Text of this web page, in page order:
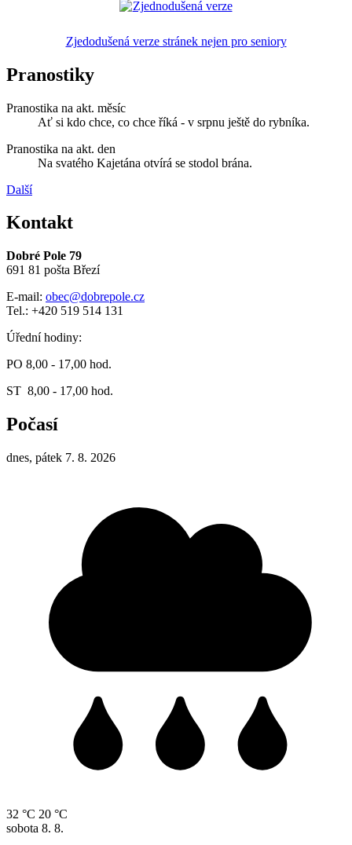
Zjedodušená verze stránek nejen pro seniory
Pranostiky
Pranostika na akt. měsíc
Ať si kdo chce, co chce říká - v srpnu ještě do rybníka.
Pranostika na akt. den
Na svatého Kajetána otvírá se stodol brána.
Další
Kontakt
Dobré Pole 79
691 81 pošta Březí
E-mail: obec@dobrepole.cz
Tel.: +420 519 514 131
Úřední hodiny:
PO 8,00 - 17,00 hod.
ST 8,00 - 17,00 hod.
Počasí
dnes, pátek 7. 8. 2026
32 °C 20 °C
sobota 8. 8.